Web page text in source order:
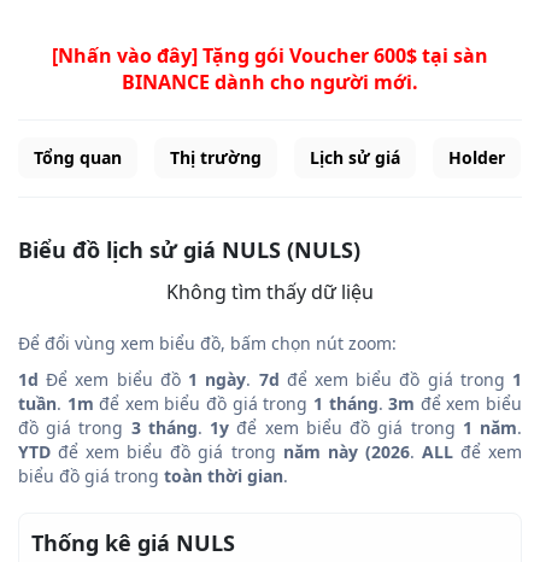
[Nhấn vào đây] Tặng gói Voucher 600$ tại sàn
BINANCE dành cho người mới.
Tổng quan Thị trường Lịch sử giá Holder
Biểu đồ lịch sử giá NULS (NULS)
Không tìm thấy dữ liệu
Để đổi vùng xem biểu đồ, bấm chọn nút zoom:
1d Để xem biểu đồ 1 ngày. 7d để xem biểu đồ giá trong 1
tuần. 1m để xem biểu đồ giá trong 1 tháng.3m để xem biểu
đồ giá trong 3 tháng. 1y để xem biểu đồ giá trong 1 năm.
YTD để xem biểu đồ giá trong năm này (2026. ALLđể xem
biểu đồ giá trong toàn thời gian.
Thống kê giá NULS